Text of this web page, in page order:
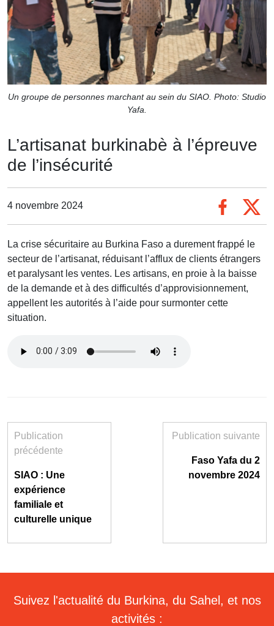
Un groupe de personnes marchant au sein du SIAO. Photo: Studio
Yafa.
L’artisanat burkinabè à l’épreuve
de l’insécurité
4 novembre 2024
La crise sécuritaire au Burkina Faso a durement frappé le
secteur de l’artisanat, réduisant l’afflux de clients étrangers
et paralysant les ventes. Les artisans, en proie à la baisse
de la demande et à des difficultés d’approvisionnement,
appellent les autorités à l’aide pour surmonter cette
situation.
Publication
précédente
SIAO : Une
expérience
familiale et
culturelle unique
Publication suivante
Faso Yafa du 2
novembre 2024
Suivez l'actualité du Burkina, du Sahel, et nos
activités :